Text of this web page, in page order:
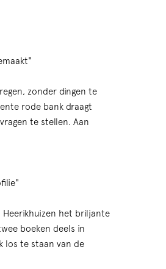
zonder dingen te
rode bank draagt
te stellen. Aan
Heerikhuizen het briljante
boeken deels in
los te staan van de